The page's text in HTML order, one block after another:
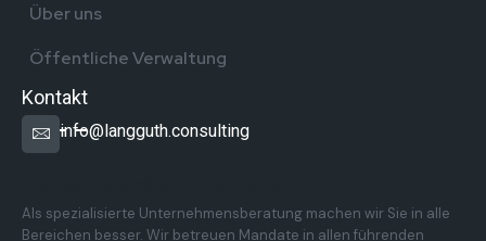
Über uns
Öffentliche Verwaltung
Kontakt
info@langguth.consulting
Als spezialisierte Unternehmensberatung machen wir Sie in alle
Bereichen besser. Wir betreuen Mandate in allen führenden